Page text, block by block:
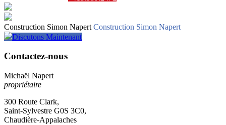
Construction Simon Napert Construction Simon Napert
Discutons Maintenant
Contactez-nous
Michaël Napert
propriétaire
300 Route Clark,
Saint-Sylvestre G0S 3C0,
Chaudière-Appalaches